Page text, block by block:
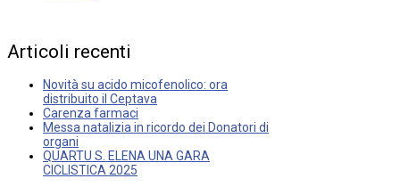
Articoli recenti
Novità su acido micofenolico: ora
distribuito il Ceptava
Carenza farmaci
Messa natalizia in ricordo dei Donatori di
organi
QUARTU S. ELENA UNA GARA
CICLISTICA 2025